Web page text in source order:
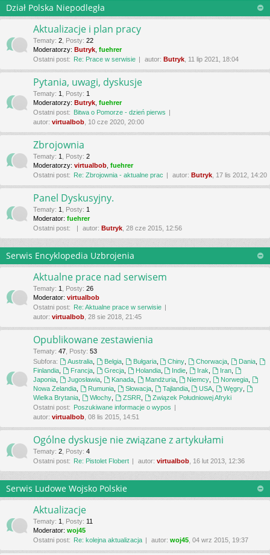
Dział Polska Niepodległa
Aktualizacje i plan pracy
Tematy: 2 Posty: 22
Moderatorzy: Butryk fuehrer
Ostatni post: Re: Prace w serwisie autor: Butryk , 11 lip 2021, 18:04
Pytania, uwagi, dyskusje
Tematy: 1 Posty: 1
Moderatorzy: Butryk fuehrer
Ostatni post: Bitwa o Pomorze - dzień pierws
autor: virtualbob , 10 cze 2020, 20:00
Zbrojownia
Tematy: 1 Posty: 2
Moderatorzy: virtualbob fuehrer
Ostatni post: Re: Zbrojownia - aktualne prac autor: Butryk , 17 lis 2012, 14:20
Panel Dyskusyjny.
Tematy: 1 Posty: 1
Moderator: fuehrer
Ostatni post:
autor: Butryk , 28 cze 2015, 12:56
Serwis Encyklopedia Uzbrojenia
Aktualne prace nad serwisem
Tematy: 1 Posty: 26
Moderator: virtualbob
Ostatni post: Re: Aktualne prace w serwisie
autor: virtualbob , 28 sie 2018, 21:45
Opublikowane zestawienia
Tematy: 47 Posty: 53
Subfora:
Australia, Belgia, Bułgaria, Chiny Chorwacja Dania
Finlandia
Francja, Grecja, Holandia, Indie Irak Iran
Japonia
Jugosławia, Kanada, Mandżuria, Niemcy Norwegia
Nowa Zelandia
Rumunia, Słowacja, Tajlandia, USA Węgry
Wielka Brytania
Włochy, ZSRR
Związek Południowej Afryki
Ostatni post: Poszukiwane informacje o wypos
autor: virtualbob , 08 lis 2015, 14:51
Ogólne dyskusje nie związane z artykułami
Tematy: 2 Posty: 4
Ostatni post: Re: Pistolet Flobert autor: virtualbob , 16 lut 2013, 12:36
Serwis Ludowe Wojsko Polskie
Aktualizacje
Tematy: 1 Posty: 11
Moderator: woj45
Ostatni post: Re: kolejna aktualizacja autor: woj45 , 04 wrz 2015, 19:37